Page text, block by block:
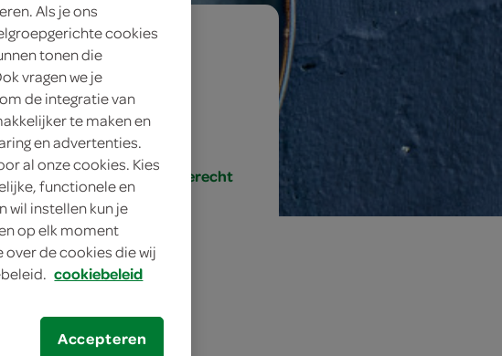
4 personen
gemiddeld
15 min.
nagerecht/desserts, nagerecht
Als je ons
cookies
tonen die
vragen we je
de integratie van
te maken en
en advertenties.
al onze cookies. Kies
functionele en
wil instellen kun je
op elk moment
de cookies die wij
cookiebeleid
Accepteren